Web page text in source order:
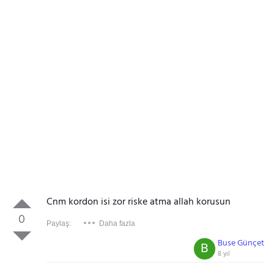
0
Cnm kordon isi zor riske atma allah korusun
Paylaş: Daha fazla
Buse Günçet
8 yıl
B